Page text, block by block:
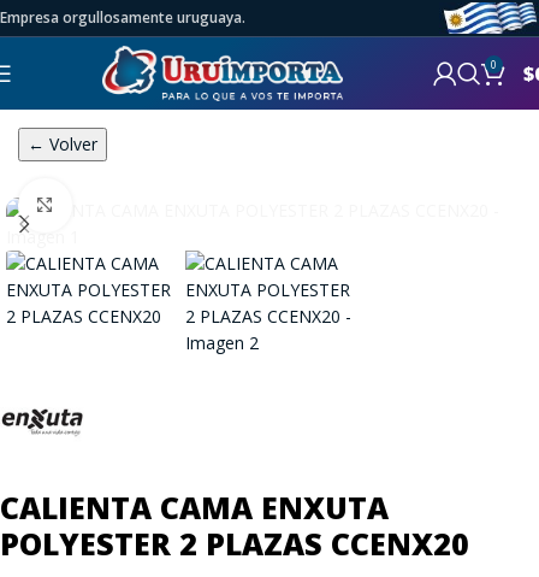
Empresa orgullosamente uruguaya.
0 $
← Volver
CALIENTA CAMA ENXUTA
POLYESTER 2 PLAZAS CCENX20